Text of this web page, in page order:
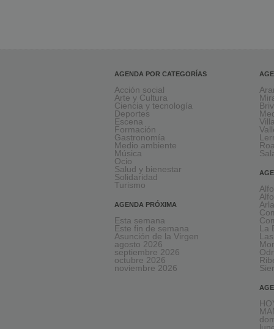
AGENDA POR CATEGORÍAS
Acción social
Arte y Cultura
Ciencia y tecnología
Deportes
Escena
Formación
Gastronomía
Medio ambiente
Música
Ocio
Salud y bienestar
Solidaridad
Turismo
AGENDA PRÓXIMA
Esta semana
Este fin de semana
Asunción de la Virgen
agosto 2026
septiembre 2026
octubre 2026
noviembre 2026
La